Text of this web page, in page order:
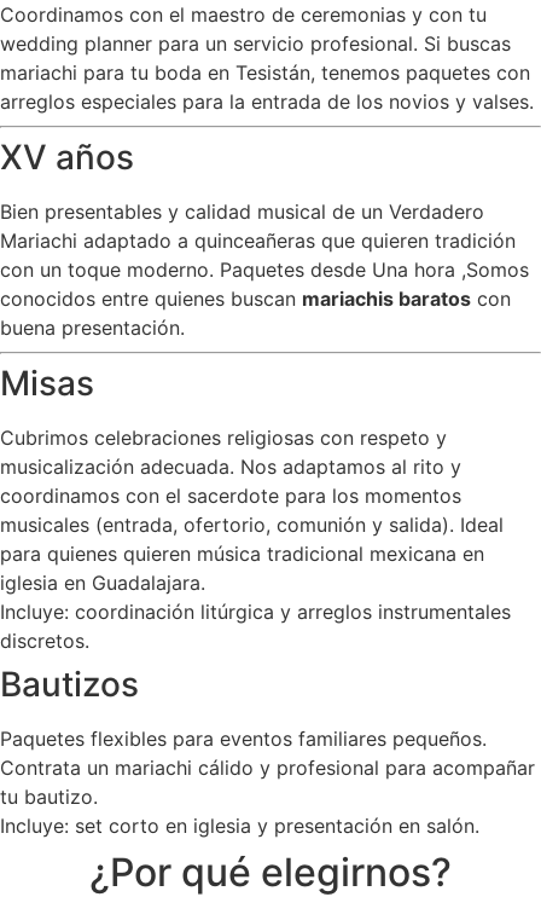
Coordinamos con el maestro de ceremonias y con tu
wedding planner para un servicio profesional. Si buscas
mariachi para tu boda en Tesistán, tenemos paquetes con
arreglos especiales para la entrada de los novios y valses.
XV años
Bien presentables y calidad musical de un Verdadero
Mariachi adaptado a quinceañeras que quieren tradición
con un toque moderno. Paquetes desde Una hora ,Somos
conocidos entre quienes buscan mariachis baratos con
buena presentación.
Misas
Cubrimos celebraciones religiosas con respeto y
musicalización adecuada. Nos adaptamos al rito y
coordinamos con el sacerdote para los momentos
musicales (entrada, ofertorio, comunión y salida). Ideal
para quienes quieren música tradicional mexicana en
iglesia en Guadalajara.
Incluye: coordinación litúrgica y arreglos instrumentales
discretos.
Bautizos
Paquetes flexibles para eventos familiares pequeños.
Contrata un mariachi cálido y profesional para acompañar
tu bautizo.
Incluye: set corto en iglesia y presentación en salón.
¿Por qué elegirnos?